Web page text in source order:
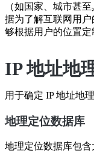
（如国家、城市甚
据为了解互联网用
够根据用户的位置定
IP 地址地
用于确定 IP 地址地
地理定位数据库
地理定位数据库包